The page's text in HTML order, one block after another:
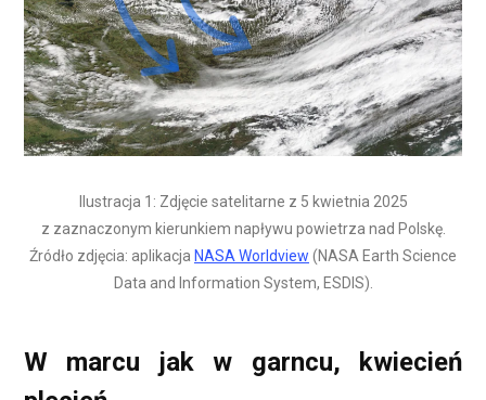
Ilustracja 1: Zdjęcie satelitarne z 5 kwietnia 2025
z zaznaczonym kierunkiem napływu powietrza nad Polskę.
Źródło zdjęcia: aplikacja NASA Worldview (NASA Earth Science
Data and Information System, ESDIS).
W marcu jak w garncu, kwiecień